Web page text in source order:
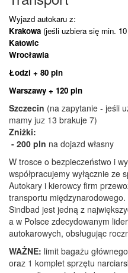
Wyjazd autokaru z:
Krakowa (jeśli uzbiera się min.
Katowic
Wrocławia
Łodzi + 80 pln
Warszawy + 120 pln
Szczecin (na zapytanie - jeśli
mamy juz 13 brakuje 7)
Zniżki:
- 200 pln na dojazd własny
W trosce o bezpieczeństwo i
współpracujemy wyłącznie ze
Autokary i kierowcy firm
transportu międzynarodowego.
Sindbad jest jedną z
a w Polsce zdecydowanym
autokarowych, obsługując
WAŻNE: limit bagażu
oraz 1 komplet sprzętu